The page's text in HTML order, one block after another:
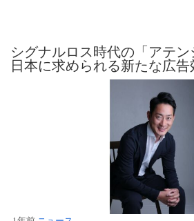
シグナルロス時代の「アテン
日本に求められる新たな広